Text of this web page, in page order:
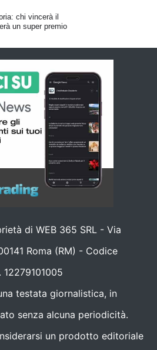
chi vincerà il
un super premio
di WEB 365 SRL - Via
Roma (RM) - Codice
12279101005
testata giornalistica, in
senza alcuna periodicità.
un prodotto editoriale